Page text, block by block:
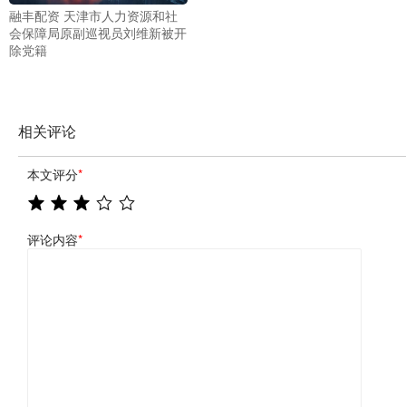
融丰配资 天津市人力资源和社
会保障局原副巡视员刘维新被开
除党籍
相关评论
本文评分*
评论内容*